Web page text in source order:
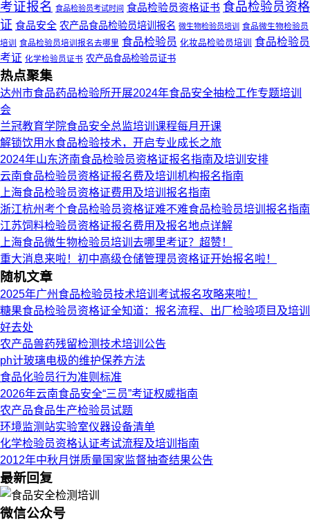
考证报名 食品检验员考试时间 食品检验员资格证书 食品检验员资格
证 食品安全 农产品食品检验员培训报名 微生物检验员培训
食品微生物检验员
培训 食品检验员培训报名去哪里 食品检验员 化妆品检验员培训
食品检验员
考证 化学检验员证书 农产品食品检验员证书
热点聚集
达州市食品药品检验所开展2024年食品安全抽检工作专题培训
会
兰冠教育学院食品安全总监培训课程每月开课
解锁饮用水食品检验技术，开启专业成长之旅
2024年山东济南食品检验员资格证报名指南及培训安排
云南食品检验员资格证报名费及培训机构报名指南
上海食品检验员资格证费用及培训报名指南
浙江杭州考个食品检验员资格证难不难食品检验员培训报名指南
江苏饲料检验员资格证报名费用及报名地点详解
上海食品微生物检验员培训去哪里考证？超赞！
重大消息来啦！初中高级仓储管理员资格证开始报名啦！
随机文章
2025年广州食品检验员技术培训考试报名攻略来啦！
糖果食品检验员资格证全知道：报名流程、出厂检验项目及培训
好去处
农产品兽药残留检测技术培训公告
ph计玻璃电极的维护保养方法
食品化验员行为准则标准
2026年云南食品安全“三员”考证权威指南
农产品食品生产检验员试题
环境监测站实验室仪器设备清单
化学检验员资格认证考试流程及培训指南
2012年中秋月饼质量国家监督抽查结果公告
最新回复
微信公众号